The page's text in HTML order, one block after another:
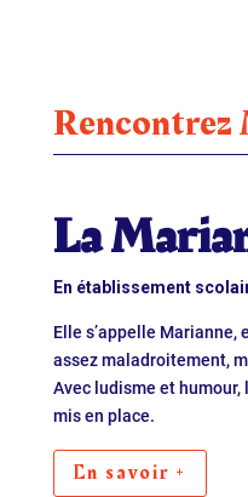
Rencontrez
La
En établissement
Elle s’appelle Marianne,
assez maladroitement,
Avec ludisme et
mis en place.
En savoir +